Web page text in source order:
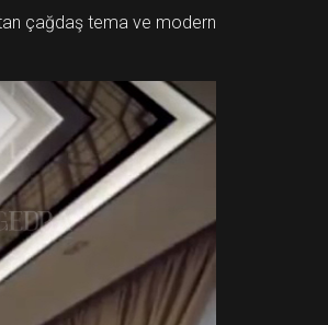
çağdaş tema ve modern